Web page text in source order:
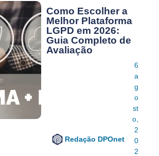
Como Escolher a
Melhor Plataforma
LGPD em 2026:
Guia Completo de
Avaliação
Redação DPOnet
6
a
g
o
st
o,
2
0
2